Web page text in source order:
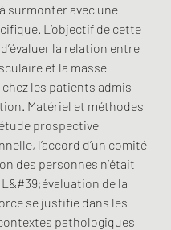
surmonter avec une
L’objectif de cette
la relation entre
et la masse
les patients admis
Matériel et méthodes
prospective
l’accord d’un comité
des personnes n’était
de la
se justifie dans les
pathologiques